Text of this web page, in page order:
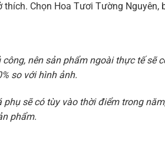
thích. Chọn Hoa Tươi Tường
nên sản phẩm ngoài thực tế sẽ
so với hình ảnh.
phụ sẽ có tùy vào thời điểm trong
phẩm.